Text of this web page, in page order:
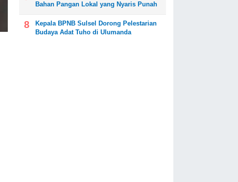
Bahan Pangan Lokal yang Nyaris Punah
Kepala BPNB Sulsel Dorong Pelestarian
Budaya Adat Tuho di Ulumanda